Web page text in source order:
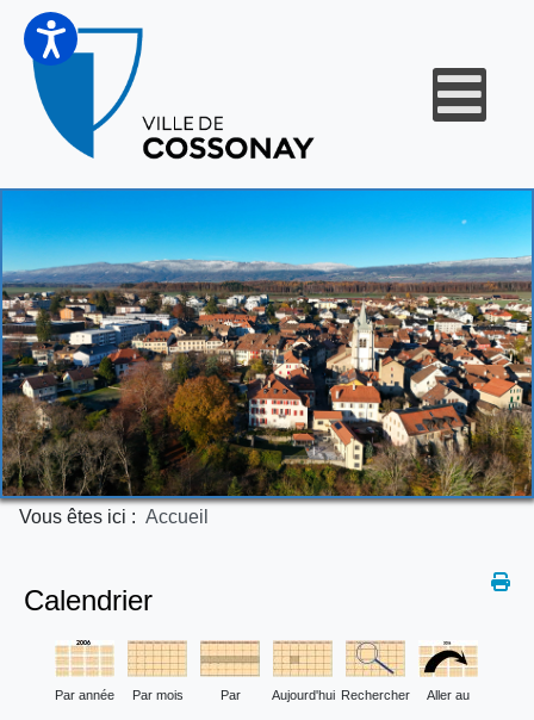
Vous êtes ici : Accueil
Calendrier
Par année Par mois Par Aujourd'hui Rechercher Aller au